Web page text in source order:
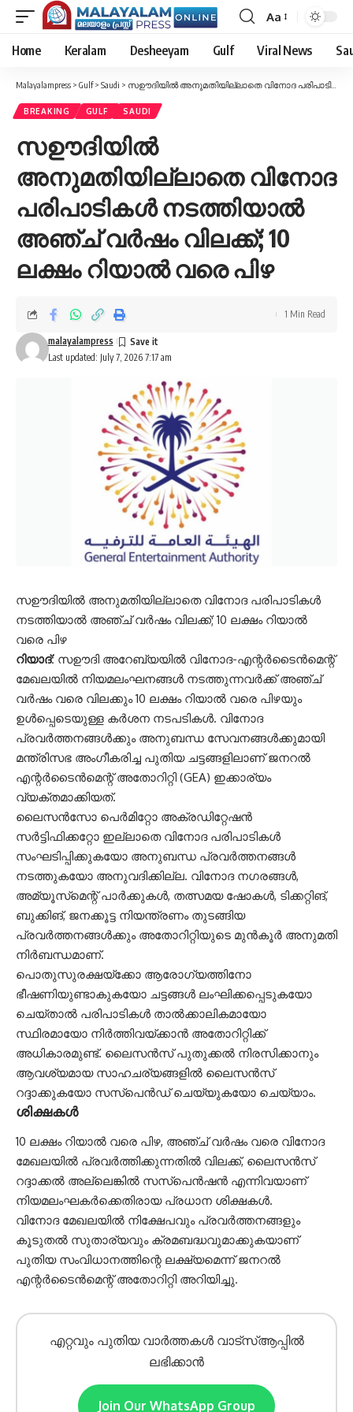
Font
Resizer
Aa
Home Keralam Desheeyam Gulf Viral News
Malayalampress > Gulf> Saudi > സഊദിയിൽ അനുമതിയില്ലാതെ വിനോദ പരിപാടികൾ നടത്തിയാൽ അഞ്ച് വർഷം വിലക്ക്; 10 ലക്ഷം റിയാൽ വരെ പിഴ
BREAKING GULF SAUDI
സഊദിയിൽ
അനുമതിയില്ലാതെ വിനോദ
പരിപാടികൾ നടത്തിയാൽ
അഞ്ച് വർഷം വിലക്ക്; 10
ലക്ഷം റിയാൽ വരെ പിഴ
Last updated: July 7, 2026 7:17 am
malayalampress
1 Min Read
സഊദിയിൽ അനുമതിയില്ലാതെ വിനോദ പരിപാടികൾ
നടത്തിയാൽ അഞ്ച് വർഷം വിലക്ക്; 10 ലക്ഷം റിയാൽ
വരെ പിഴ
റിയാദ്: സഊദി അറേബ്യയിൽ വിനോദ-എന്റർടൈൻമെന്റ്
മേഖലയിൽ നിയമലംഘനങ്ങൾ നടത്തുന്നവർക്ക് അഞ്ച്
വർഷം വരെ വിലക്കും 10 ലക്ഷം റിയാൽ വരെ പിഴയും
ഉൾപ്പെടെയുള്ള കർശന നടപടികൾ. വിനോദ
പ്രവർത്തനങ്ങൾക്കും അനുബന്ധ സേവനങ്ങൾക്കുമായി
മന്ത്രിസഭ അംഗീകരിച്ച പുതിയ ചട്ടങ്ങളിലാണ് ജനറൽ
എന്റർടൈൻമെന്റ് അതോറിറ്റി (GEA) ഇക്കാര്യം
വ്യക്തമാക്കിയത്.
ലൈസൻസോ പെർമിറ്റോ അക്രഡിറ്റേഷൻ
സർട്ടിഫിക്കറ്റോ ഇല്ലാതെ വിനോദ പരിപാടികൾ
സംഘടിപ്പിക്കുകയോ അനുബന്ധ പ്രവർത്തനങ്ങൾ
നടത്തുകയോ അനുവദിക്കില്ല. വിനോദ നഗരങ്ങൾ,
അമ്യൂസ്‌മെന്റ് പാർക്കുകൾ, തത്സമയ ഷോകൾ, ടിക്കറ്റിങ്,
ബുക്കിങ്, ജനക്കൂട്ട നിയന്ത്രണം തുടങ്ങിയ
പ്രവർത്തനങ്ങൾക്കും അതോറിറ്റിയുടെ മുൻകൂർ അനുമതി
നിർബന്ധമാണ്.
പൊതുസുരക്ഷയ്ക്കോ ആരോഗ്യത്തിനോ
ഭീഷണിയുണ്ടാകുകയോ ചട്ടങ്ങൾ ലംഘിക്കപ്പെടുകയോ
ചെയ്താൽ പരിപാടികൾ താൽക്കാലികമായോ
സ്ഥിരമായോ നിർത്തിവയ്ക്കാൻ അതോറിറ്റിക്ക്
അധികാരമുണ്ട്. ലൈസൻസ് പുതുക്കൽ നിരസിക്കാനും
ആവശ്യമായ സാഹചര്യങ്ങളിൽ ലൈസൻസ്
റദ്ദാക്കുകയോ സസ്പെൻഡ് ചെയ്യുകയോ ചെയ്യാം.
ശിക്ഷകൾ
10 ലക്ഷം റിയാൽ വരെ പിഴ, അഞ്ച് വർഷം വരെ വിനോദ
മേഖലയിൽ പ്രവർത്തിക്കുന്നതിൽ വിലക്ക്, ലൈസൻസ്
റദ്ദാക്കൽ അല്ലെങ്കിൽ സസ്പെൻഷൻ എന്നിവയാണ്
നിയമലംഘകർക്കെതിരായ പ്രധാന ശിക്ഷകൾ.
വിനോദ മേഖലയിൽ നിക്ഷേപവും പ്രവർത്തനങ്ങളും
കൂടുതൽ സുതാര്യവും ക്രമബദ്ധവുമാക്കുകയാണ്
പുതിയ സംവിധാനത്തിന്റെ ലക്ഷ്യമെന്ന് ജനറൽ
എന്റർടൈൻമെന്റ് അതോറിറ്റി അറിയിച്ചു.
എറ്റവും പുതിയ വാർത്തകൾ വാട്സ്ആപ്പിൽ
ലഭിക്കാൻ
Join Our WhatsApp Group